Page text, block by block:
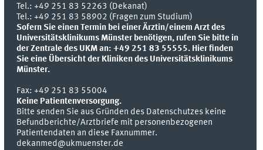
Tel.:+49 251 83 52263 (Dekanat)
Tel.: +49 251 83 58902 (Fragen zum Studium)
Sofern Sie einen Termin bei einer Ärztin/einem Arzt des
Universitätsklinikums Münster benötigen, rufen Sie bitte in
der Zentrale des UKM an: +49 251 83 55555. Hier finden
Sie eine Übersicht der Kliniken des Universitätsklinikums
Münster.
Fax:+49 251 83 55004
Keine Patientenversorgung.
Bitte senden Sie aus Gründen des Datenschutzes keine
Befundberichte/Arztbriefe mit personenbezogenen
Patientendaten an diese Faxnummer.
dekanmed@ukmuenster.de